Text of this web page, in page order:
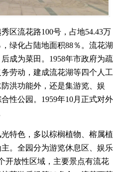
流花路100号，占地54.43万
绿化占陆地面积88％。流花湖
成为菜田。1958年市政府为疏
劳动，建成流花湖等四个人工
洪功能外，还是集游览、娱
性公园。1959年10月正式对外
色，多以棕榈植物、榕属植
。全园分为游览休息区、娱乐
开放性区域，主要景点有流花